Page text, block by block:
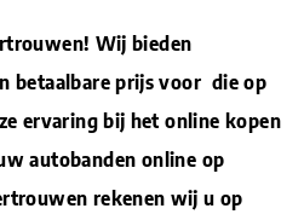
Wij bieden
betaalbare prijs voor die op
ervaring bij het online kopen
autobanden online op
rekenen wij u op